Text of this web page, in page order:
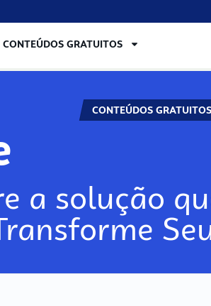
CONTEÚDOS GRATUITOS
CONTEÚDOS GRATUITOS
a solução